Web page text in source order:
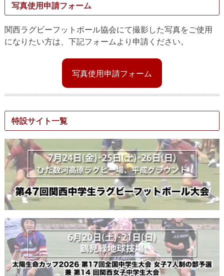
写真使用申請フォーム
関西ラグビーフットボール協会にて撮影した写真をご使用
になりたい方は、下記フォームより申請ください。
写真使用申請フォーム
特設サイト一覧